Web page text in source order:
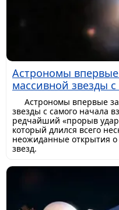
Астрономы
массивной звезды
Астрономы впервые
звезды с самого начала
редчайший «прорыв
который длился всего
неожиданные открытия о
звезд.